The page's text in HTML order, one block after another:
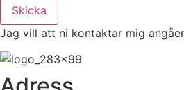
Skicka
Jag vill att ni kontaktar mig